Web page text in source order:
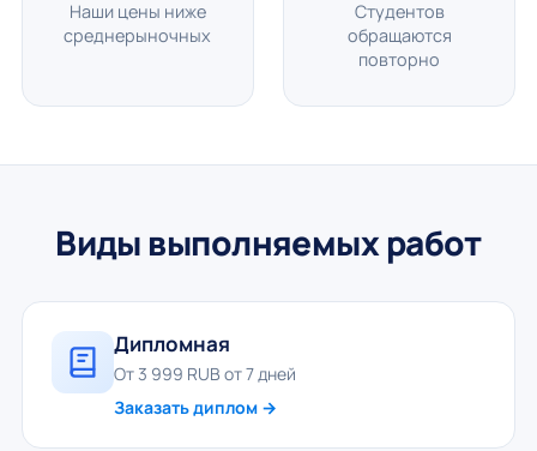
Наши цены ниже
среднерыночных
Студентов
обращаются
повторно
Виды выполняемых работ
Дипломная
От 3 999 RUB от 7 дней
Заказать диплом →